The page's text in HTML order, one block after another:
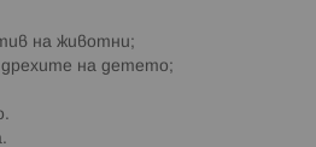
на животни;
дрехите на детето;